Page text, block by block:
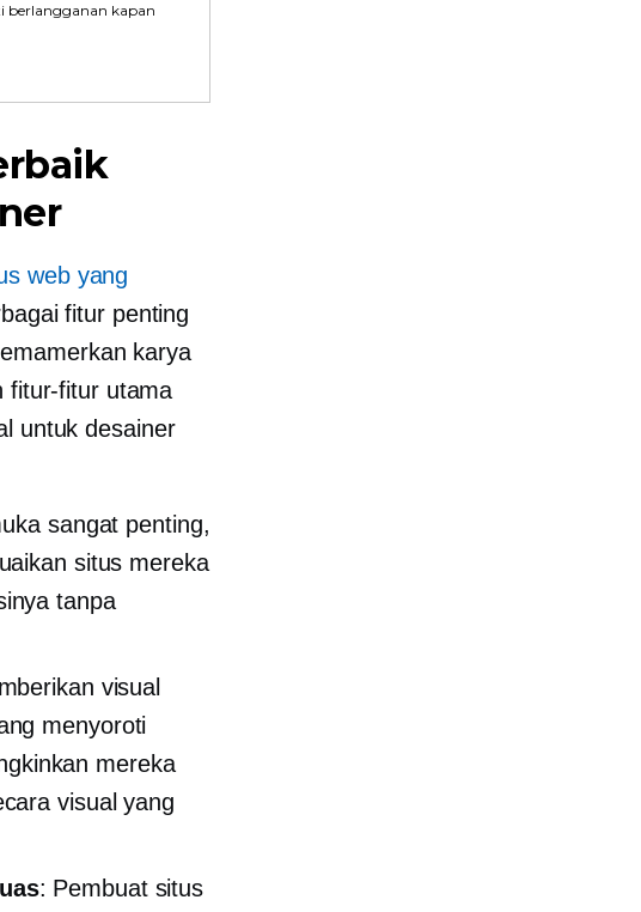
berlangganan kapan
web yang
fitur penting
karya
fitur-fitur utama
untuk desainer
sangat penting,
situs mereka
tanpa
visual
menyoroti
mereka
visual yang
: Pembuat situs